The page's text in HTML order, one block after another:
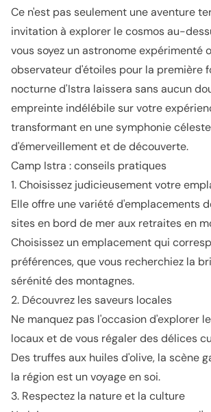
Ce n'est pas seulement une aventure
invitation à explorer le cosmos au-
vous soyez un astronome expérimenté
observateur d'étoiles pour la première
nocturne d'Istra laissera sans aucun
empreinte indélébile sur votre
transformant en une symphonie céleste
d'émerveillement et de découverte.
Camp Istra : conseils pratiques
1. Choisissez judicieusement votre
Elle offre une variété d'emplacements
sites en bord de mer aux retraites en
Choisissez un emplacement qui
préférences, que vous recherchiez la
sérénité des montagnes.
2. Découvrez les saveurs locales
Ne manquez pas l'occasion d'explorer
locaux et de vous régaler des délices
Des truffes aux huiles d'olive, la scène
la région est un voyage en soi.
3. Respectez la nature et la culture